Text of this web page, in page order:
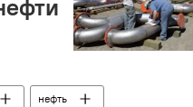
нефть